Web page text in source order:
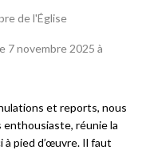
de l'Église
7 novembre 2025 à
et reports, nous
réunie la
à pied d’œuvre. Il faut